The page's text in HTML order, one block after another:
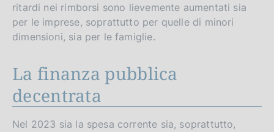
ritardi nei rimborsi sono lievemente aumentati sia
per le imprese, soprattutto per quelle di minori
dimensioni, sia per le famiglie.
La finanza pubblica
decentrata
Nel 2023 sia la spesa corrente sia, soprattutto,